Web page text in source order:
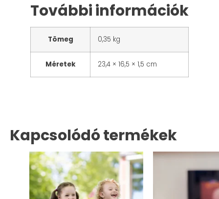
További információk
Tömeg 0,35 kg
Méretek 23,4 × 16,5 × 1,5 cm
Kapcsolódó termékek